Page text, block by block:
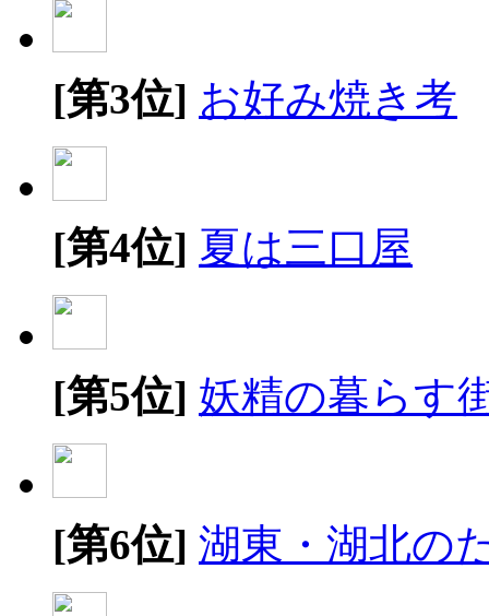
[第3位] お好み焼き考
[第4位] 夏は三口屋
[第5位] 妖精の暮らす
[第6位] 湖東・湖北の